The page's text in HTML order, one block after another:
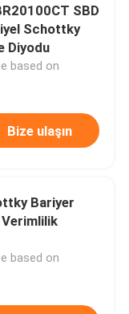
SBD
Schottky
Diyodu
based on
Bize ulaşın
Bariyer
Verimlilik
based on